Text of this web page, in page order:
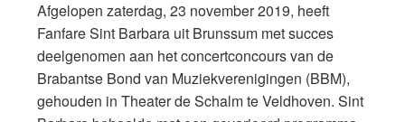
Afgelopen zaterdag, 23 november 2019, heeft
Fanfare Sint Barbara uit Brunssum met succes
deelgenomen aan het concertconcours van de
Brabantse Bond van Muziekverenigingen (BBM),
gehouden in Theater de Schalm te Veldhoven. Sint